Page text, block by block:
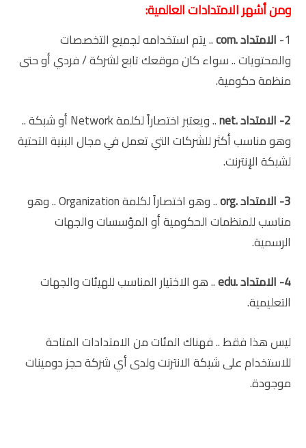
ومن أشهر الامتدادات العالمية:
1- الامتداد .com
.. يتم استخدامه لجميع التخصصات
والمحتويات .. سواء كان موقعك تابع لشركة / فردي أو حتى
منظمة حكومية.
2- الامتداد .net
.. ويعتبر اختصاراً لكلمة Network أو شبكة ..
وهو مناسب أكثر للشركات التي تعمل في مجال البنية التحتية
لشبكة الإنترنت.
3- الامتداد .org
.. وهو اختصاراً لكلمة Organization .. وهو
مناسب للمنظمات الحكومية أو المؤسسات والجهات
الرسمية.
4- الامتداد .edu
.. هو الاختيار المناسب للهيئات والجهات
التعليمية.
ليس هذا فقط .. فهناك المئات من الامتدادات المتاحة
للاستخدام على شبكة الانترنت ولدى أي شركة حجز دومينات
موجودة.